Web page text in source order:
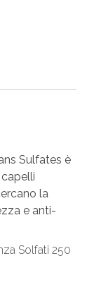
Sulfates è
la
e anti-
Solfati 250